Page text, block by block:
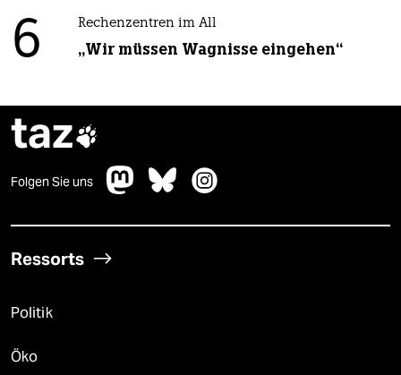
6 Rechenzentren im All
„Wir müssen Wagnisse eingehen“
taz
Folgen Sie uns
Ressorts
Politik
Öko